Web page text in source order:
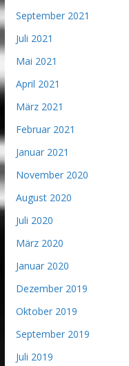
September 2021
Juli 2021
Mai 2021
April 2021
März 2021
Februar 2021
Januar 2021
November 2020
August 2020
Juli 2020
März 2020
Januar 2020
Dezember 2019
Oktober 2019
September 2019
Juli 2019